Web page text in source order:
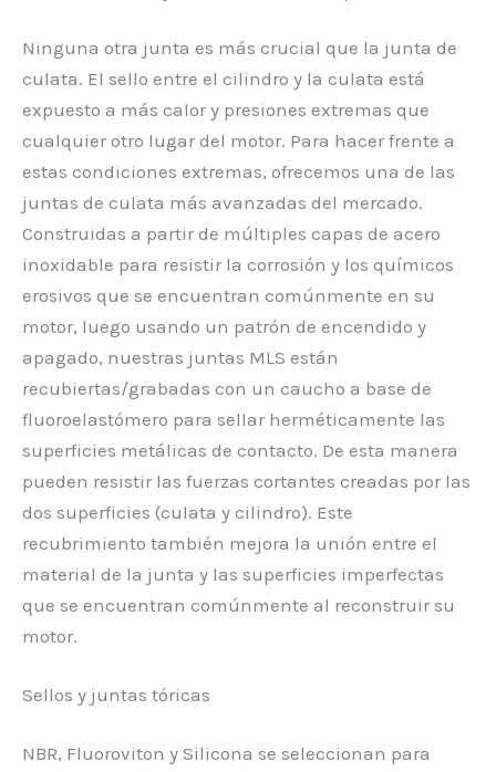
Ninguna otra junta es más crucial que la junta de
culata. El sello entre el cilindro y la culata está
expuesto a más calor y presiones extremas que
cualquier otro lugar del motor. Para hacer frente a
estas condiciones extremas, ofrecemos una de las
juntas de culata más avanzadas del mercado.
Construidas a partir de múltiples capas de acero
inoxidable para resistir la corrosión y los químicos
erosivos que se encuentran comúnmente en su
motor, luego usando un patrón de encendido y
apagado, nuestras juntas MLS están
recubiertas/grabadas con un caucho a base de
fluoroelastómero para sellar herméticamente las
superficies metálicas de contacto. De esta manera
pueden resistir las fuerzas cortantes creadas por las
dos superficies (culata y cilindro). Este
recubrimiento también mejora la unión entre el
material de la junta y las superficies imperfectas
que se encuentran comúnmente al reconstruir su
motor.
Sellos y juntas tóricas
NBR, Fluoroviton y Silicona se seleccionan para